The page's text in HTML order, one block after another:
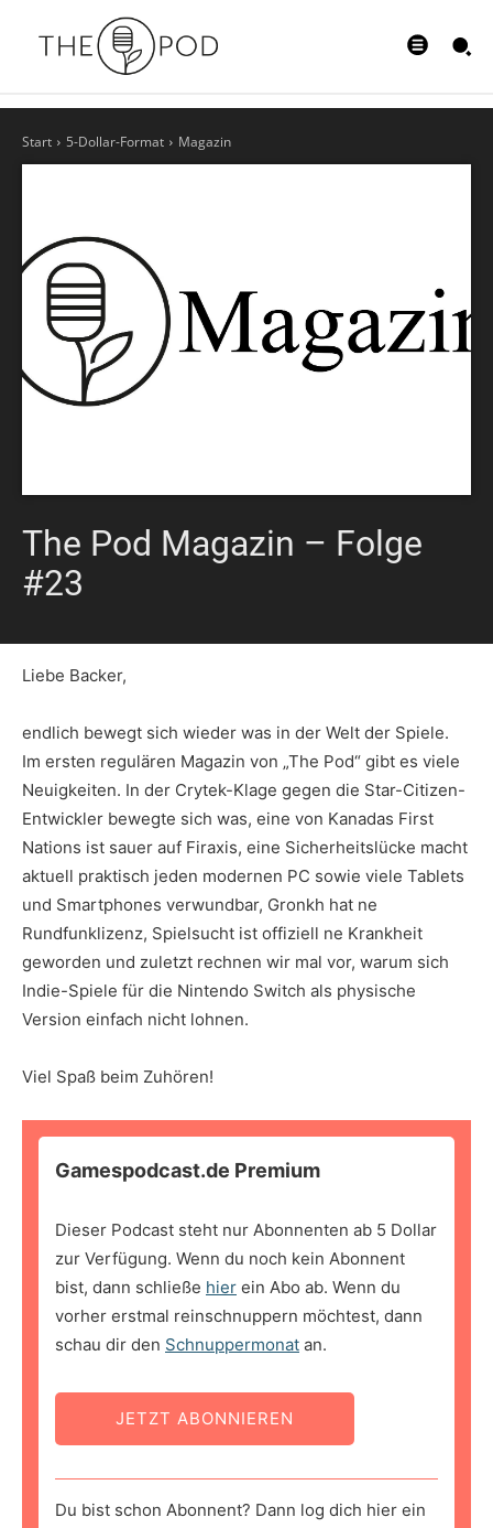
Start 5-Dollar-Format Magazin
The Pod Magazin – Folge
#23
Liebe Backer,
endlich bewegt sich wieder was in der Welt der Spiele.
Im ersten regulären Magazin von „The Pod“ gibt es viele
Neuigkeiten. In der Crytek-Klage gegen die Star-Citizen-
Entwickler bewegte sich was, eine von Kanadas First
Nations ist sauer auf Firaxis, eine Sicherheitslücke macht
aktuell praktisch jeden modernen PC sowie viele Tablets
und Smartphones verwundbar, Gronkh hat ne
Rundfunklizenz, Spielsucht ist offiziell ne Krankheit
geworden und zuletzt rechnen wir mal vor, warum sich
Indie-Spiele für die Nintendo Switch als physische
Version einfach nicht lohnen.
Viel Spaß beim Zuhören!
Gamespodcast.de Premium
Dieser Podcast steht nur Abonnenten ab 5 Dollar
zur Verfügung. Wenn du noch kein Abonnent
bist, dann schließe hier ein Abo ab. Wenn du
vorher erstmal reinschnuppern möchtest, dann
schau dir den Schnuppermonat an.
JETZT ABONNIEREN
Du bist schon Abonnent? Dann log dich hier ein